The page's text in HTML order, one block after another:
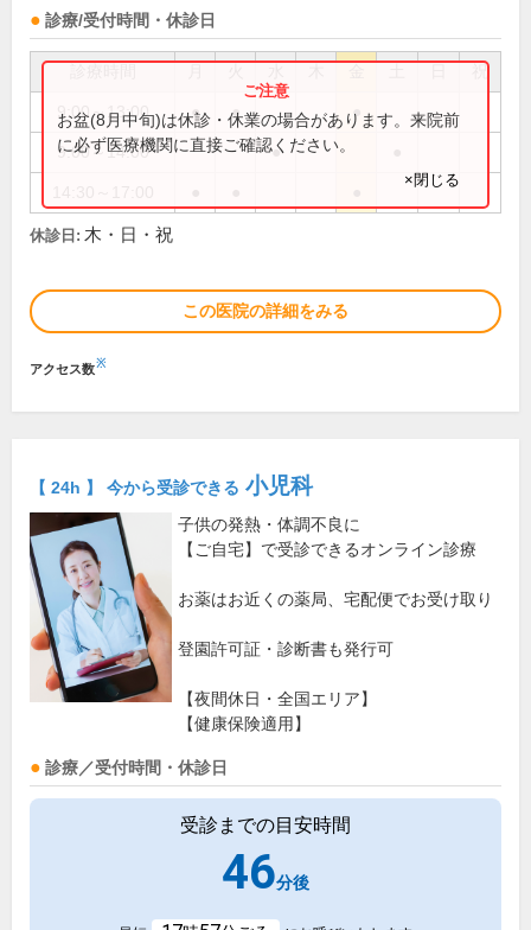
診療/受付時間・休診日
祝
9:00～13:00 ● ● ●
9:00～14:00 ●
お盆(8月中旬)は休診・休業の場合があります。来院前
に必ず医療機関に直接ご確認ください。
×閉じる
休診日: 木・日・祝
この医院の詳細をみる
アクセス数※
【 24h 】 今から受診できる 小児科
子供の発熱・体調不良に
【ご自宅】で受診できるオンライン診療
お薬はお近くの薬局、宅配便でお受け取り
登園許可証・診断書も発行可
【夜間休日・全国エリア】
【健康保険適用】
診療／受付時間・休診日
受診までの目安時間
46分後